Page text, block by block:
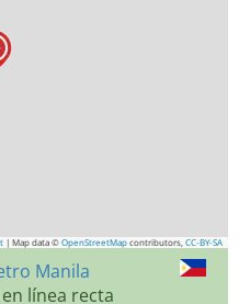
| Map data © OpenStreetMap contributors, CC-BY-SA
Manila
línea recta